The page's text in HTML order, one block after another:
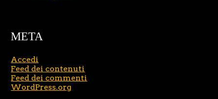
META
Accedi
Feed dei contenuti
Feed dei commenti
WordPress.org